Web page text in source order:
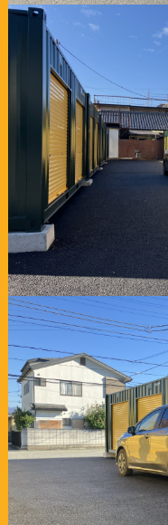
2026年07月31日
3ヶ月"半額"キャ
2026年07月21日
3ヶ月"半額"キャ
6ヶ月"半額"キャ
2026年07月06日
3ヶ月"半額"キャ
2026年07月06日
6ヶ月"半額"キャ
キャンペーン情報